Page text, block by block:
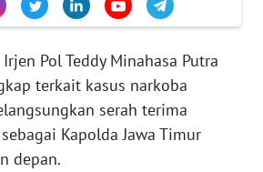
Irjen Pol Teddy Minahasa Putra
terkait kasus narkoba
serah terima
Kapolda Jawa Timur
depan.